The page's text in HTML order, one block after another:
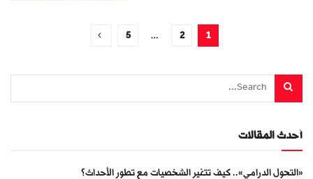
1
2
…
5
أحدث المقالات
«التحول الدرامي».. كيف تتغير الشخصيات مع تطور الأحداث؟